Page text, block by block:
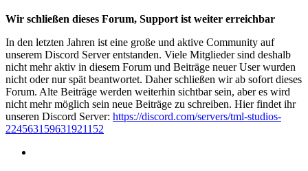
Wir schließen dieses Forum, Support ist weiter erreichbar
In den letzten Jahren ist eine große und aktive Community auf
unserem Discord Server entstanden. Viele Mitglieder sind deshalb
nicht mehr aktiv in diesem Forum und Beiträge neuer User wurden
nicht oder nur spät beantwortet. Daher schließen wir ab sofort dieses
Forum. Alte Beiträge werden weiterhin sichtbar sein, aber es wird
nicht mehr möglich sein neue Beiträge zu schreiben. Hier findet ihr
unseren Discord Server: https://discord.com/servers/tml-studios-
224563159631921152